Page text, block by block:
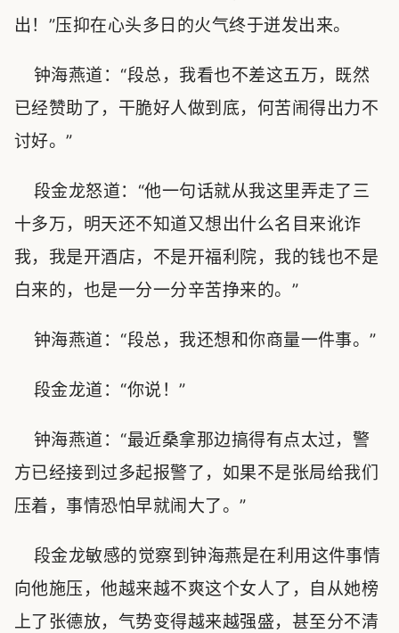
出！”压抑在心头多日的火气终于迸发出来。
钟海燕道：“段总，我看也不差这五万，既然
已经赞助了，干脆好人做到底，何苦闹得出力不
讨好。”
段金龙怒道：“他一句话就从我这里弄走了三
十多万，明天还不知道又想出什么名目来讹诈
我，我是开酒店，不是开福利院，我的钱也不是
白来的，也是一分一分辛苦挣来的。”
钟海燕道：“段总，我还想和你商量一件事。”
段金龙道：“你说！”
钟海燕道：“最近桑拿那边搞得有点太过，警
方已经接到过多起报警了，如果不是张局给我们
压着，事情恐怕早就闹大了。”
段金龙敏感的觉察到钟海燕是在利用这件事情
向他施压，他越来越不爽这个女人了，自从她榜
上了张德放，气势变得越来越强盛，甚至分不清